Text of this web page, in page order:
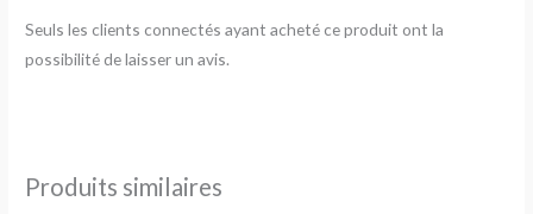
Seuls les clients connectés ayant acheté ce produit ont la
possibilité de laisser un avis.
Produits similaires